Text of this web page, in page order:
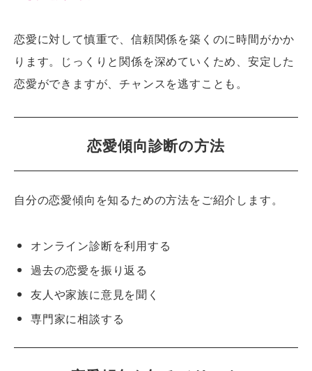
恋愛に対して慎重で、信頼関係を築くのに時間がかか
ります。じっくりと関係を深めていくため、安定した
恋愛ができますが、チャンスを逃すことも。
恋愛傾向診断の方法
自分の恋愛傾向を知るための方法をご紹介します。
オンライン診断を利用する
過去の恋愛を振り返る
友人や家族に意見を聞く
専門家に相談する